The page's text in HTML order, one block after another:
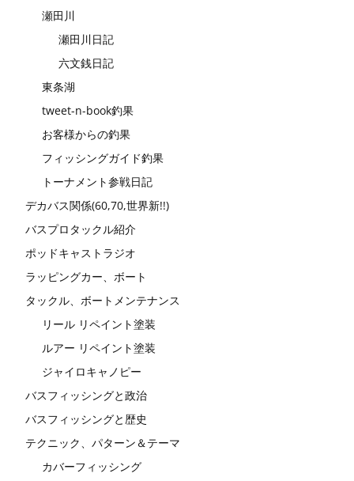
瀬田川
瀬田川日記
六文銭日記
東条湖
tweet-n-book釣果
お客様からの釣果
フィッシングガイド釣果
トーナメント参戦日記
デカバス関係(60,70,世界新!!)
バスプロタックル紹介
ポッドキャストラジオ
ラッピングカー、ボート
タックル、ボートメンテナンス
リール リペイント塗装
ルアー リペイント塗装
ジャイロキャノピー
バスフィッシングと政治
バスフィッシングと歴史
テクニック、パターン＆テーマ
カバーフィッシング